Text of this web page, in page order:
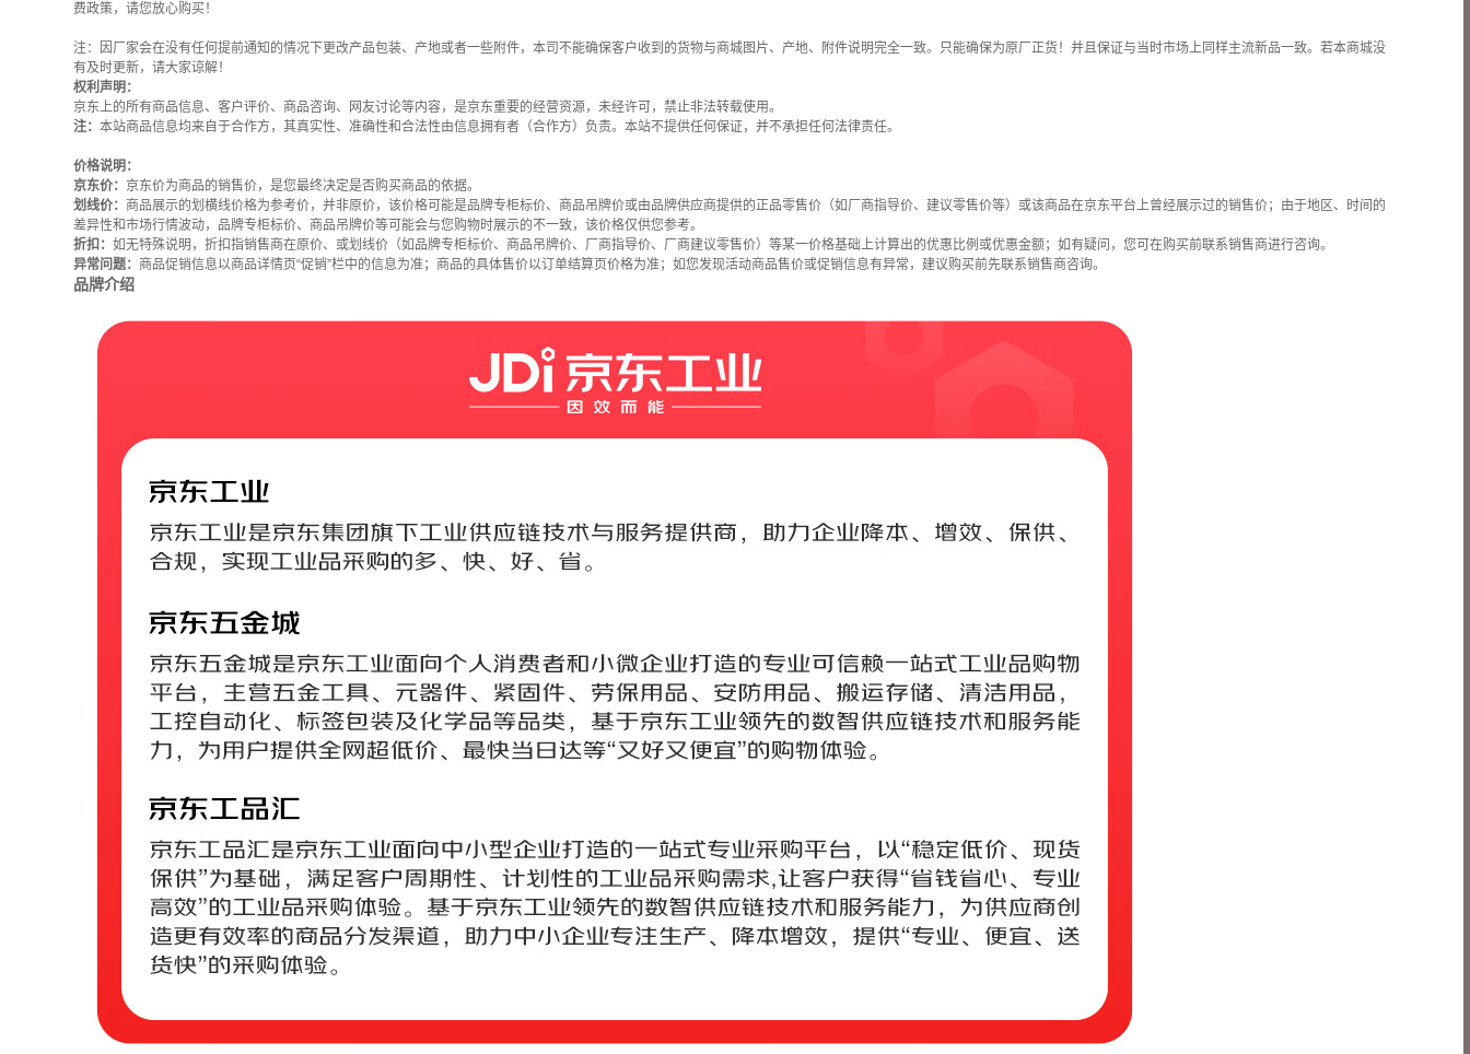
费政策，请您放心购买！
注：因厂家会在没有任何提前通知的情况下更改产品包装、产地或者一些附件，本司不能确保客户收到的货物与商城图片、产地、附件说明完全一致。只能确保为原厂正货！并且保证与当时市场上同样主流新品一致。若本商城没
有及时更新，请大家谅解！
权利声明：
京东上的所有商品信息、客户评价、商品咨询、网友讨论等内容，是京东重要的经营资源，未经许可，禁止非法转载使用。
注： 本站商品信息均来自于合作方，其真实性、准确性和合法性由信息拥有者（合作方）负责。本站不提供任何保证，并不承担任何法律责任。
价格说明：
京东价： 京东价为商品的销售价，是您最终决定是否购买商品的依据。
划线价： 商品展示的划横线价格为参考价，并非原价，该价格可能是品牌专柜标价、商品吊牌价或由品牌供应商提供的正品零售价（如厂商指导价、建议零售价等）或该商品在京东平台上曾经展示过的销售价；由于地区、时间的
差异性和市场行情波动，品牌专柜标价、商品吊牌价等可能会与您购物时展示的不一致，该价格仅供您参考。
折扣： 如无特殊说明，折扣指销售商在原价、或划线价（如品牌专柜标价、商品吊牌价、厂商指导价、厂商建议零售价）等某一价格基础上计算出的优惠比例或优惠金额；如有疑问，您可在购买前联系销售商进行咨询。
异常问题： 商品促销信息以商品详情页“促销”栏中的信息为准；商品的具体售价以订单结算页价格为准；如您发现活动商品售价或促销信息有异常，建议购买前先联系销售商咨询。
品牌介绍